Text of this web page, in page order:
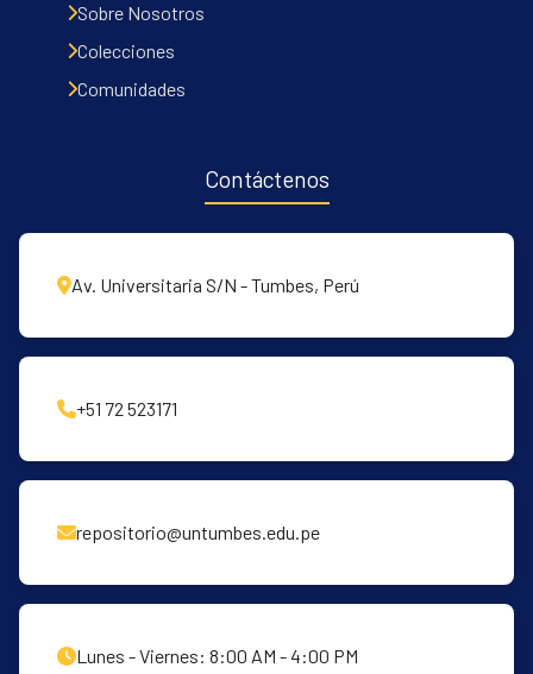
Sobre Nosotros
Colecciones
Comunidades
Contáctenos
Av. Universitaria S/N - Tumbes, Perú
+51 72 523171
repositorio@untumbes.edu.pe
Lunes - Viernes: 8:00 AM - 4:00 PM